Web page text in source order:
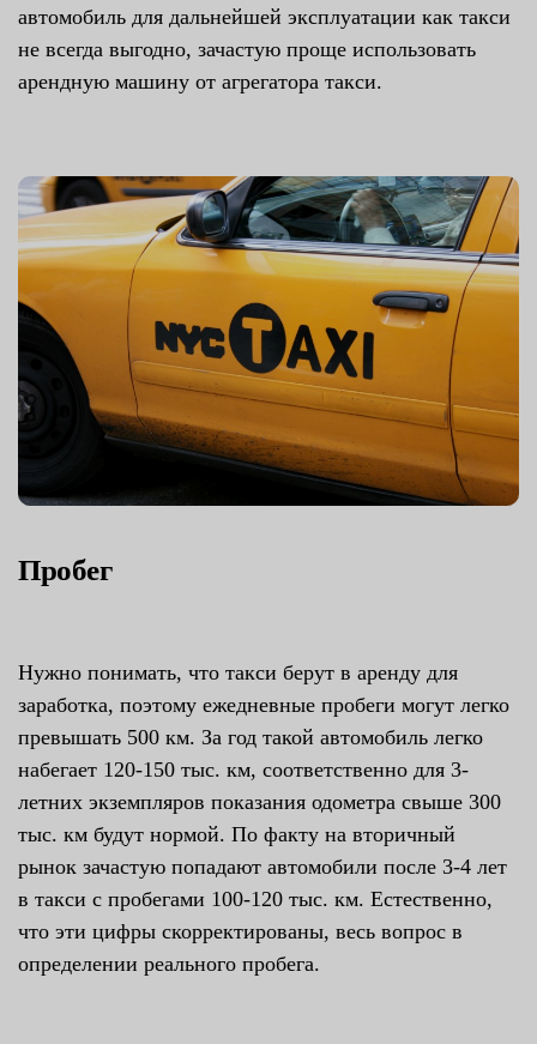
автомобиль для дальнейшей эксплуатации как такси
не всегда выгодно, зачастую проще использовать
арендную машину от агрегатора такси.
Пробег
Нужно понимать, что такси берут в аренду для
заработка, поэтому ежедневные пробеги могут легко
превышать 500 км. За год такой автомобиль легко
набегает 120-150 тыс. км, соответственно для 3-
летних экземпляров показания одометра свыше 300
тыс. км будут нормой. По факту на вторичный
рынок зачастую попадают автомобили после 3-4 лет
в такси с пробегами 100-120 тыс. км. Естественно,
что эти цифры скорректированы, весь вопрос в
определении реального пробега.